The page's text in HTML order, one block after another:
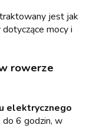
traktowany jest jak
mocy i
rowerze
elektrycznego
6 godzin, w